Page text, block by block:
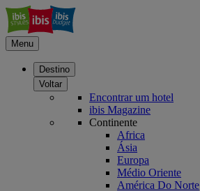
Menu
Destino
Voltar
Encontrar um hotel
ibis Magazine
Continente
Africa
Ásia
Europa
Médio Oriente
América Do Norte